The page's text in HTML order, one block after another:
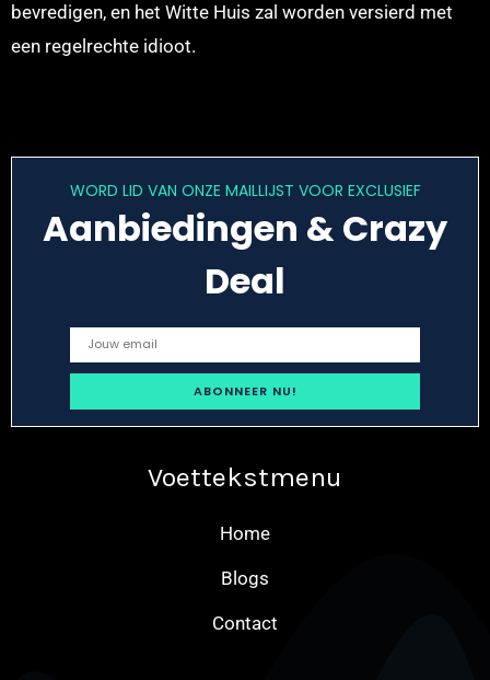
bevredigen, en het Witte Huis zal worden versierd met
een regelrechte idioot.
WORD LID VAN ONZE MAILLIJST VOOR EXCLUSIEF
Aanbiedingen & Crazy
Deal
Voettekstmenu
Home
Blogs
Contact